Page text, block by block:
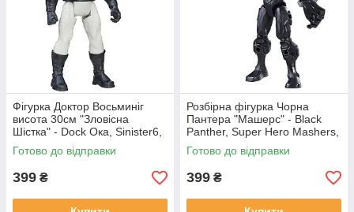
Фігурка Доктор Восьминіг
висота 30см "Зловісна
Шістка" - Dock Ока, Sinister6,
Titans, Hasbro
Готово до відправки
399 ₴
Розбірна фігурка Чорна
Пантера "Машерс" - Black
Panther, Super Hero Mashers,
Hasbro
Готово до відправки
399 ₴